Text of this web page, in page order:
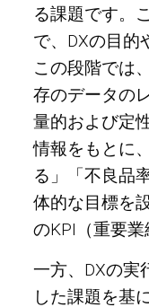
る課題です。
で、DXの目的
この段階では
存のデータの
量的および定
情報をもとに
る」「不良品
体的な目標を
のKPI（重要業
一方、DXの実
した課題を基